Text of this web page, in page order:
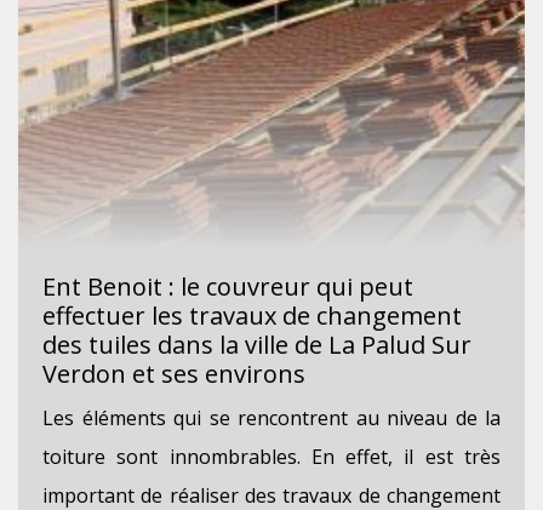
Ent Benoit : le couvreur qui peut
effectuer les travaux de changement
des tuiles dans la ville de La Palud Sur
Verdon et ses environs
Les éléments qui se rencontrent au niveau de la
toiture sont innombrables. En effet, il est très
important de réaliser des travaux de changement